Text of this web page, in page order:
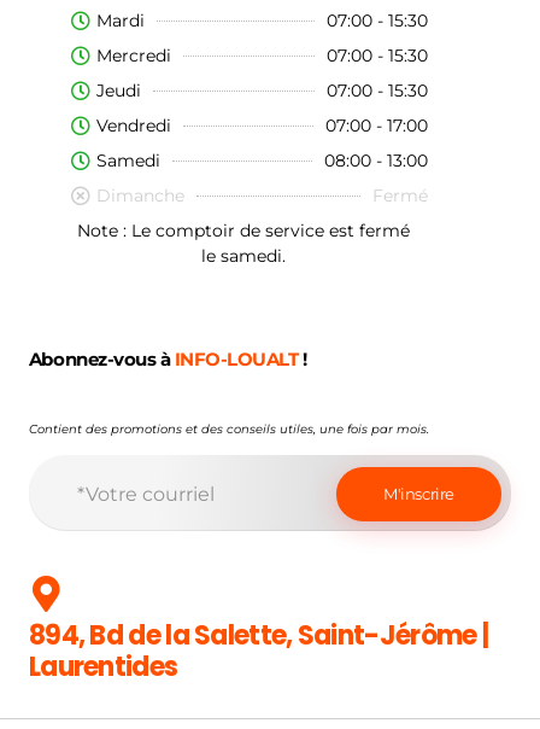
Mardi
07:00 - 15:30
Mercredi
07:00 - 15:30
Jeudi
07:00 - 15:30
Vendredi
07:00 - 17:00
Samedi
08:00 - 13:00
Dimanche
Fermé
Note : Le comptoir de service est fermé
le samedi.
Abonnez-vous à INFO-LOUALT!
Contient des promotions et des conseils utiles, une fois par mois.
894, Bd de la Salette, Saint-Jérôme |
Laurentides